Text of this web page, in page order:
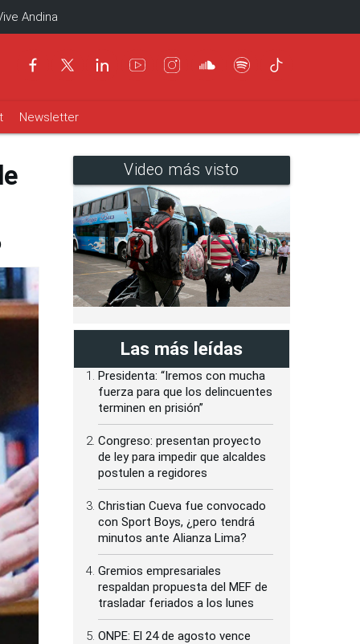
Andina
Newsletter
Video más visto
Las más leídas
Presidenta: “Iremos con mucha
fuerza para que los delincuentes
terminen en prisión”
Congreso: presentan proyecto
de ley para impedir que alcaldes
postulen a regidores
Christian Cueva fue convocado
con Sport Boys, ¿pero tendrá
minutos ante Alianza Lima?
Gremios empresariales
respaldan propuesta del MEF de
trasladar feriados a los lunes
ONPE: El 24 de agosto vence